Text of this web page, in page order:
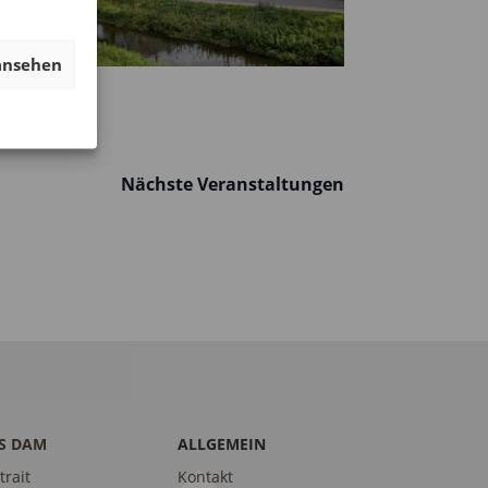
NächsteVeranstaltungen
DAM
ALLGEMEIN
Kontakt